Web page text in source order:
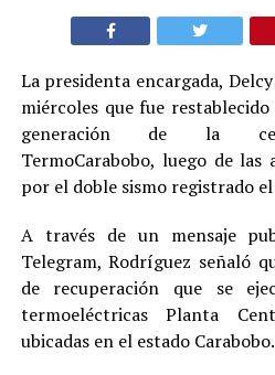
La presidenta encargada,
miércoles que fue
generación de la
TermoCarabobo, luego de las
por el doble sismo registrado
A través de un mensaje
Telegram, Rodríguez señaló
de recuperación que se
termoeléctricas Planta
ubicadas en el estado Carabobo.